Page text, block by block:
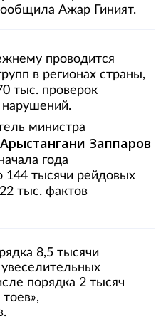
Ажар Гиният.
проводится
в регионах страны,
тыс. проверок
министра
Арыстангани Заппаров
года
144 тысячи рейдовых
тыс. фактов
8,5 тысячи
порядка 2 тысяч